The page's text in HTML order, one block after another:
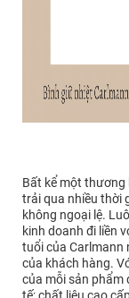
Bất kể một thương
trải qua nhiều thời
không ngoại lệ.
kinh doanh đi liền
tuổi của Carlmann
của khách hàng.
của mỗi sản phẩm
tế; chất liệu cao